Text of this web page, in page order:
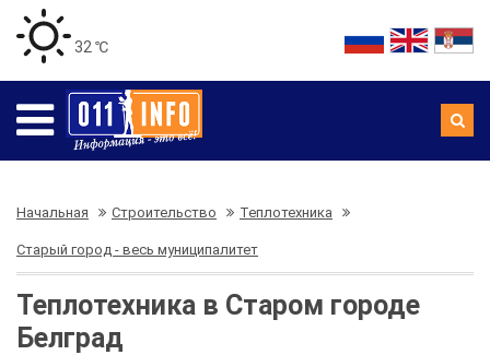
32 ℃
Начальная Строительство Теплотехника
Старый город - весь муниципалитет
Теплотехника в Старом городе
Белград